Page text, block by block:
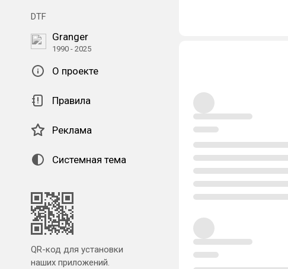
DTF
Granger
1990 - 2025
О проекте
Правила
Реклама
Системная тема
QR-код для установки
наших приложений.